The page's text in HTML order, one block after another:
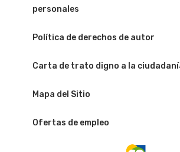
personales
Política de derechos de autor
Carta de trato digno a la
Mapa del Sitio
Ofertas de empleo